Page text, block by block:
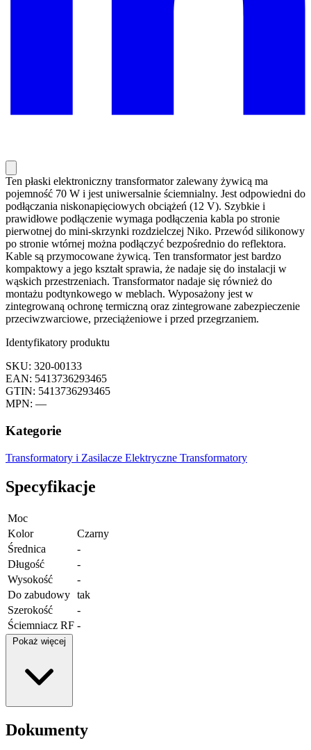
Ten płaski elektroniczny transformator zalewany żywicą ma
pojemność 70 W i jest uniwersalnie ściemnialny. Jest odpowiedni do
podłączania niskonapięciowych obciążeń (12 V). Szybkie i
prawidłowe podłączenie wymaga podłączenia kabla po stronie
pierwotnej do mini-skrzynki rozdzielczej Niko. Przewód silikonowy
po stronie wtórnej można podłączyć bezpośrednio do reflektora.
Kable są przymocowane żywicą. Ten transformator jest bardzo
kompaktowy a jego kształt sprawia, że nadaje się do instalacji w
wąskich przestrzeniach. Transformator nadaje się również do
montażu podtynkowego w meblach. Wyposażony jest w
zintegrowaną ochronę termiczną oraz zintegrowane zabezpieczenie
przeciwzwarciowe, przeciążeniowe i przed przegrzaniem.
Identyfikatory produktu
SKU: 320-00133
EAN: 5413736293465
GTIN: 5413736293465
MPN: —
Kategorie
Transformatory i Zasilacze Elektryczne Transformatory
Specyfikacje
Moc
Kolor
Czarny
Średnica
-
Długość
-
Wysokość
-
Do zabudowy tak
Szerokość
-
Ściemniacz RF -
Pokaż więcej
Dokumenty